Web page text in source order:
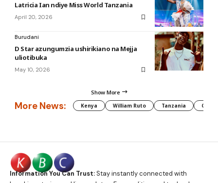
Latricia Ian ndiye Miss World Tanzania
April 20, 2026
Burudani
D Star azungumzia ushirikiano na Mejja
uliotibuka
May 10, 2026
Show More
More News: Kenya William Ruto Tanzania CAF
Information You Can Trust:Stay instantly connected with